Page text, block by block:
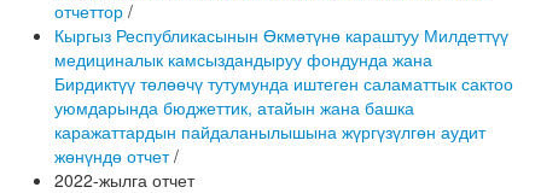
отчеттор /
Кыргыз Республикасынын Өкмөтүнө караштуу Милдеттүү
медициналык камсыздандыруу фондунда жана
Бирдиктүү төлөөчү тутумунда иштеген саламаттык сактоо
уюмдарында бюджеттик, атайын жана башка
каражаттардын пайдаланылышына жүргүзүлгөн аудит
жөнүндө отчет /
2022-жылга отчет